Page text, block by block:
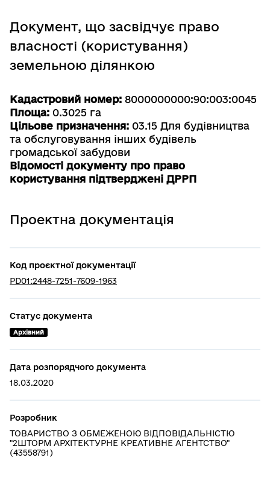
Документ, що засвідчує право
власності (користування)
земельною ділянкою
Кадастровий номер: 8000000000:90:003:0045
Площа: 0.3025 га
Цільове призначення: 03.15 Для будівництва
та обслуговування інших будівель
громадської забудови
Відомості документу про право
користування підтверджені ДРРП
Проектна документація
Код проєктної документації
PD01:2448-7251-7609-1963
Статус документа
Архівний
Дата розпорядчого документа
18.03.2020
Розробник
ТОВАРИСТВО З ОБМЕЖЕНОЮ ВІДПОВІДАЛЬНІСТЮ
"2ШТОРМ АРХІТЕКТУРНЕ КРЕАТИВНЕ АГЕНТСТВО"
(43558791)